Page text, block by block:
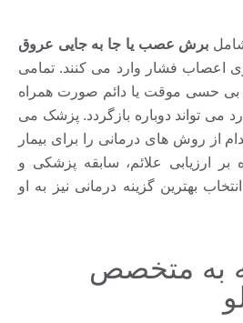
برش عصب یا جا به جایی عروق
اعصاب فشار وارد می کنند. تمامی
بی حسی موقت یا دائم صورت همراه
می تواند دوباره بازگردد. پزشک می
از روش های درمانی را برای بیمار
ارزیابی علائم، سابقه پزشکی و
بهترین گزینه درمانی نیز به او
به متخصص